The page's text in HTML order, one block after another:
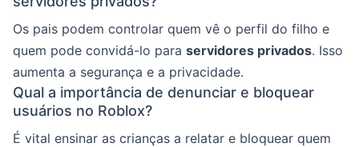
Os pais podem controlar quem vê o perfil do filho e
quem pode convidá-lo para servidores privados. Isso
aumenta a segurança e a privacidade.
Qual a importância de denunciar e bloquear
usuários no Roblox?
É vital ensinar as crianças a relatar e bloquear quem